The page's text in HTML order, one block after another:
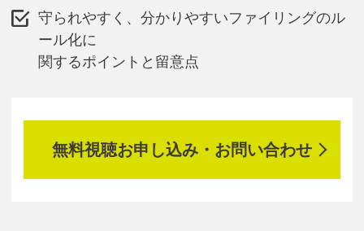
守られやすく、分かりやすいファイリングのル
ール化に
関するポイントと留意点
無料視聴お申し込み・お問い合わせ